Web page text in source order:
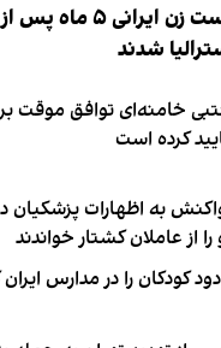
دو فوتبالیست زن
شدند
خامنه‌ای توافق موقت
کرده است
به اظهارات پزشکیان
را از عاملان کشتار خواندند
کودکان را در مدارس ایران